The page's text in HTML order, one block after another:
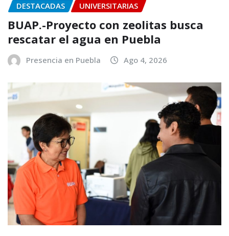
DESTACADAS UNIVERSITARIAS
BUAP.-Proyecto con zeolitas busca
rescatar el agua en Puebla
Presencia en Puebla Ago 4, 2026